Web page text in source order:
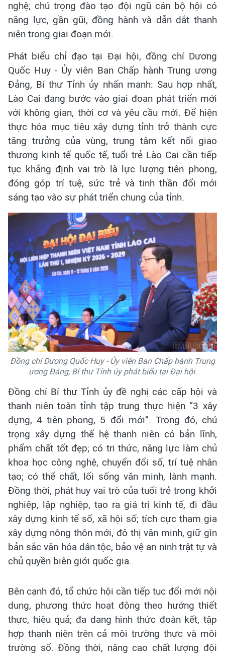
nghệ; chú trọng đào tạo đội ngũ cán bộ hội có
năng lực, gần gũi, đồng hành và dẫn dắt thanh
niên trong giai đoạn mới.
Phát biểu chỉ đạo tại Đại hội, đồng chí Dương
Quốc Huy - Ủy viên Ban Chấp hành Trung ương
Đảng, Bí thư Tỉnh ủy nhấn mạnh: Sau hợp nhất,
Lào Cai đang bước vào giai đoạn phát triển mới
với không gian, thời cơ và yêu cầu mới. Để hiện
thực hóa mục tiêu xây dựng tỉnh trở thành cực
tăng trưởng của vùng, trung tâm kết nối giao
thương kinh tế quốc tế, tuổi trẻ Lào Cai cần tiếp
tục khẳng định vai trò là lực lượng tiên phong,
đóng góp trí tuệ, sức trẻ và tinh thần đổi mới
sáng tạo vào sự phát triển chung của tỉnh.
Đồng chí Dương Quốc Huy - Ủy viên Ban Chấp hành Trung
ương Đảng, Bí thư Tỉnh ủy phát biểu tại Đại hội.
Đồng chí Bí thư Tỉnh ủy đề nghị các cấp hội và
thanh niên toàn tỉnh tập trung thực hiện “3 xây
dựng, 4 tiên phong, 5 đổi mới”. Trong đó, chú
trọng xây dựng thế hệ thanh niên có bản lĩnh,
phẩm chất tốt đẹp; có tri thức, năng lực làm chủ
khoa học công nghệ, chuyển đổi số, trí tuệ nhân
tạo; có thể chất, lối sống văn minh, lành mạnh.
Đồng thời, phát huy vai trò của tuổi trẻ trong khởi
nghiệp, lập nghiệp, tạo ra giá trị kinh tế, đi đầu
xây dựng kinh tế số, xã hội số; tích cực tham gia
xây dựng nông thôn mới, đô thị văn minh, giữ gìn
bản sắc văn hóa dân tộc, bảo vệ an ninh trật tự và
chủ quyền biên giới quốc gia.
Bên cạnh đó, tổ chức hội cần tiếp tục đổi mới nội
dung, phương thức hoạt động theo hướng thiết
thực, hiệu quả; đa dạng hình thức đoàn kết, tập
hợp thanh niên trên cả môi trường thực và môi
trường số. Đồng thời, nâng cao chất lượng đội